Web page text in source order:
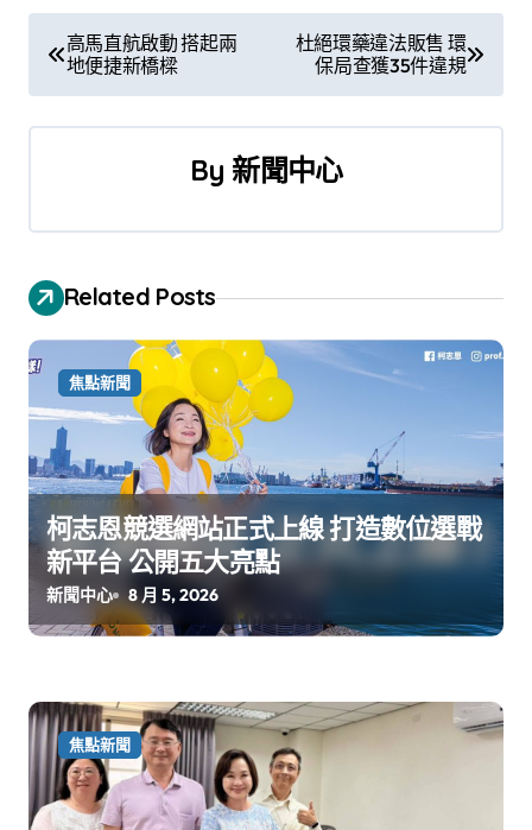
文
章
導
高馬直航啟動 搭起兩
地便捷新橋樑
杜絕環藥違法販售 環
保局查獲35件違規
By 新聞中心
Related Posts
焦點新聞
柯志恩競選網站正式上線 打造數位選戰
新平台 公開五大亮點
新聞中心 8 月 5, 2026
焦點新聞